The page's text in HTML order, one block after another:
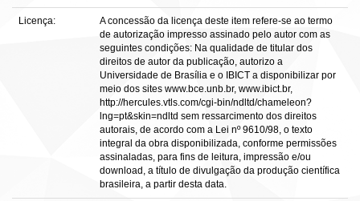
Licença:
A concessão da licença deste item refere-se ao termo
de autorização impresso assinado pelo autor com as
seguintes condições: Na qualidade de titular dos
direitos de autor da publicação, autorizo a
Universidade de Brasília e o IBICT a disponibilizar por
meio dos sites www.bce.unb.br, www.ibict.br,
http://hercules.vtls.com/cgi-bin/ndltd/chameleon?
lng=pt&skin=ndltd sem ressarcimento dos direitos
autorais, de acordo com a Lei nº 9610/98, o texto
integral da obra disponibilizada, conforme permissões
assinaladas, para fins de leitura, impressão e/ou
download, a título de divulgação da produção científica
brasileira, a partir desta data.